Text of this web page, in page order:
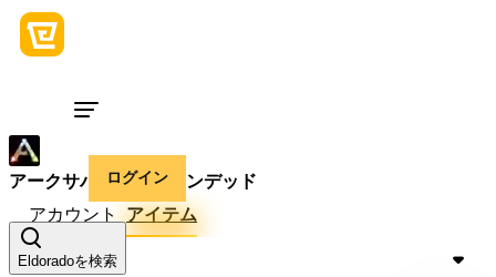
ログイン
Eldoradoを検索
アークサバイバルアセンデッド
アカウント
アイテム
Device